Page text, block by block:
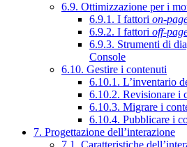
6.9. Ottimizzazione per i
6.9.1. I fattori on-
6.9.2. I fattori off-
6.9.3. Strumenti di
Console
6.10. Gestire i contenuti
6.10.1. L’inventario
6.10.2. Revisionare i
6.10.3. Migrare i
6.10.4. Pubblicare i
7. Progettazione dell’interazione
7.1. Caratteristiche